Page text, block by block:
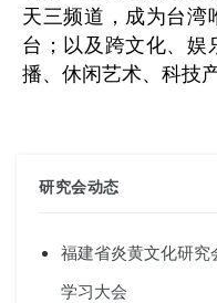
天三频道，成为台湾
台；以及跨文化、娱
播、休闲艺术、科技
研究会动态
福建省炎黄文化研究
学习大会